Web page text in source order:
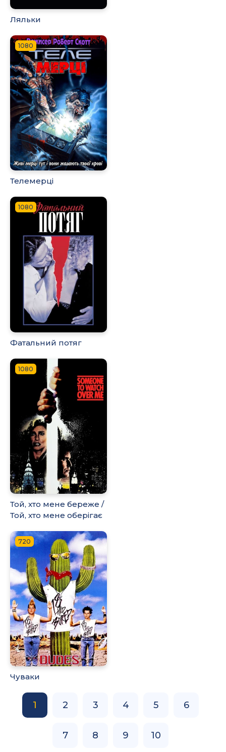
Ляльки
1080
Телемерці
1080
Фатальний потяг
1080
Той, хто мене береже /
Той, хто мене оберігає
720
Чуваки
1 2 3 4 5 6
7 8 9 10